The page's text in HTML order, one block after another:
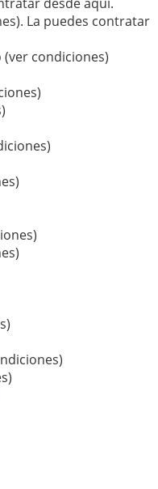
desde aquí.
La puedes contratar
(ver condiciones)